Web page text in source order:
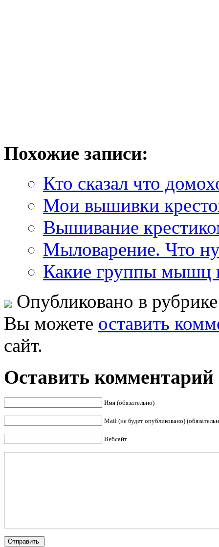
Похожие записи:
Кто сказал что
Мои вышивки
Вышивание
Мыловарение. Что
Какие группы мышц
Опубликовано в
Вы можете оставить
сайт.
Оставить комментарий
Имя (обязательно)
Mail (не будет опубликовано)
Вебсайт